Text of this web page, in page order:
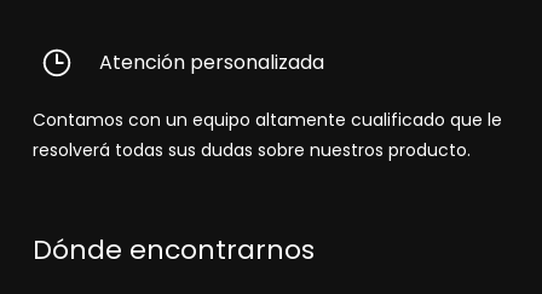
Atención personalizada
Contamos con un equipo altamente cualificado que le
resolverá todas sus dudas sobre nuestros producto.
Dónde encontrarnos